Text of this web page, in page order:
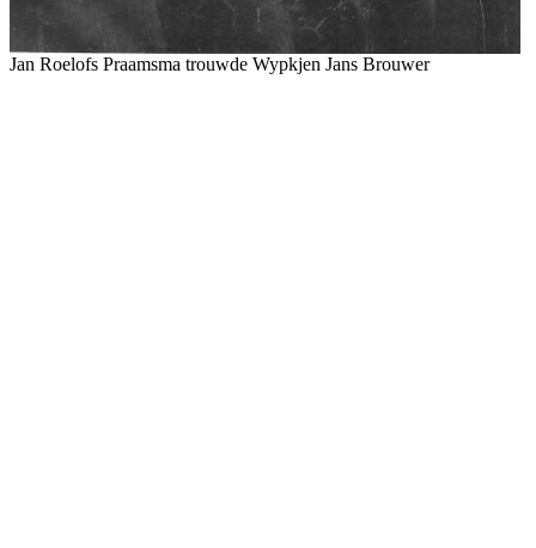
Jan Roelofs Praamsma trouwde Wypkjen Jans Brouwer